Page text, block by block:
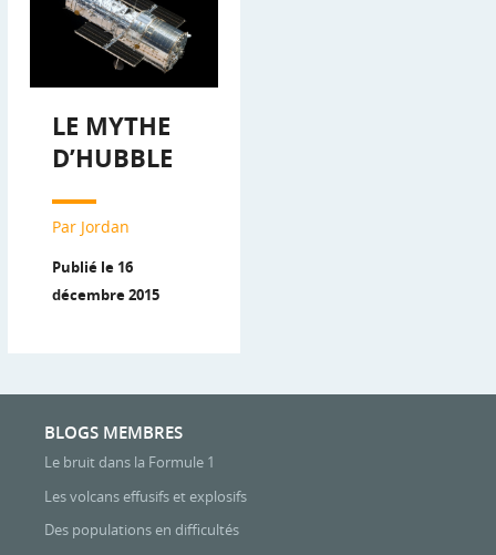
LE MYTHE
D’HUBBLE
Par Jordan
Publié le 16
décembre 2015
BLOGS MEMBRES
Le bruit dans la Formule 1
Les volcans effusifs et explosifs
Des populations en difficultés